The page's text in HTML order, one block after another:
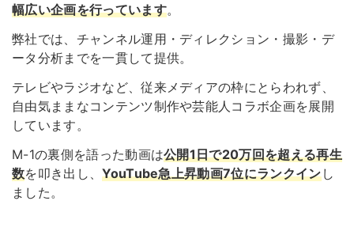
幅広い企画を行っています。
弊社では、チャンネル運用・ディレクション・撮影・デ
ータ分析までを一貫して提供。
テレビやラジオなど、従来メディアの枠にとらわれず、
自由気ままなコンテンツ制作や芸能人コラボ企画を展開
しています。
M-1の裏側を語った動画は公開1日で20万回を超える再生
数を叩き出し、YouTube急上昇動画7位にランクインし
ました。